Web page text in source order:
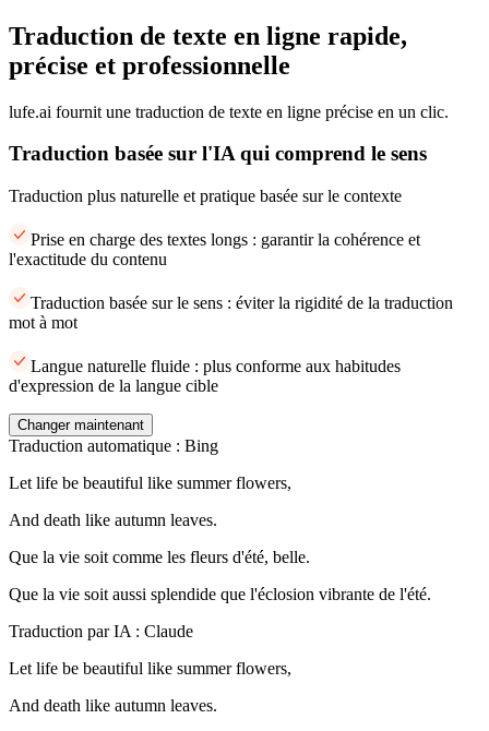
Traduction de texte en ligne rapide,
précise et professionnelle
lufe.ai fournit une traduction de texte en ligne précise en un clic.
Traduction basée sur l'IA qui comprend le sens
Traduction plus naturelle et pratique basée sur le contexte
Prise en charge des textes longs : garantir la cohérence et
l'exactitude du contenu
Traduction basée sur le sens : éviter la rigidité de la traduction
mot à mot
Langue naturelle fluide : plus conforme aux habitudes
d'expression de la langue cible
Changer maintenant
Traduction automatique : Bing
Let life be beautiful like summer flowers,
And death like autumn leaves.
Que la vie soit comme les fleurs d'été, belle.
Que la vie soit aussi splendide que l'éclosion vibrante de l'été.
Traduction par IA : Claude
Let life be beautiful like summer flowers,
And death like autumn leaves.